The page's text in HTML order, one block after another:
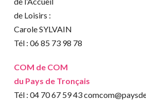
de Loisirs :
Carole SYLVAIN
Tél : 06 85 73 98 78
COM de COM
du Pays de Tronçais
Tél : 04 70 67 59 43